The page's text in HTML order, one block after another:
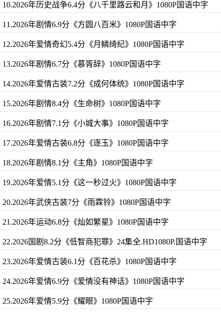
10.2026年历史战争6.4分《八千里路云和月》1080P国语中字
11.2026年剧情6.9分《方圆八百米》1080P国语中字
12.2026年爱情奇幻5.4分《月鳞绮纪》1080P国语中字
13.2026年剧情6.7分《慕胥辞》1080P国语中字
14.2026年爱情古装7.2分《成何体统》1080P国语中字
15.2026年剧情8.4分《生命树》1080P国语中字
16.2026年剧情7.1分《小城大事》1080P国语中字
17.2026年爱情古装6.8分《逐玉》1080P国语中字
18.2026年剧情8.1分《主角》1080P国语中字
19.2026年爱情5.1分《这一秒过火》1080P国语中字
20.2026年武侠古装7分《雨霖铃》1080P国语中字
21.2026年运动6.8分《灿如繁星》1080P国语中字
22.2026国剧8.2分《低智商犯罪》24集全.HD1080P.国语中字
23.2026年爱情古装6.1分《百花杀》1080P国语中字
24.2026年爱情6.9分《爱情没有神话》1080P国语中字
25.2026年爱情5.9分《耀眼》1080P国语中字